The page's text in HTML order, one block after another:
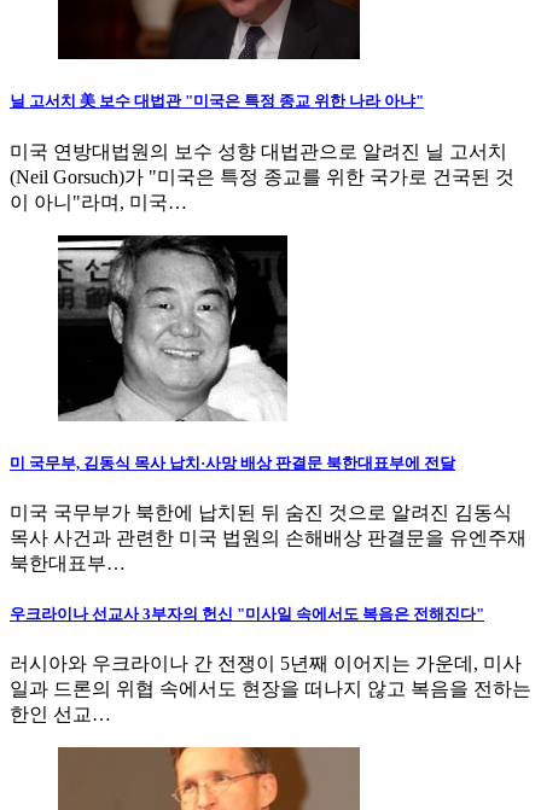
닐 고서치 美 보수 대법관 "미국은 특정 종교 위한 나라 아냐"
미국 연방대법원의 보수 성향 대법관으로 알려진 닐 고서치
(Neil Gorsuch)가 "미국은 특정 종교를 위한 국가로 건국된 것
이 아니"라며, 미국…
미 국무부, 김동식 목사 납치·사망 배상 판결문 북한대표부에 전달
미국 국무부가 북한에 납치된 뒤 숨진 것으로 알려진 김동식
목사 사건과 관련한 미국 법원의 손해배상 판결문을 유엔주재
북한대표부…
우크라이나 선교사 3부자의 헌신 "미사일 속에서도 복음은 전해진다"
러시아와 우크라이나 간 전쟁이 5년째 이어지는 가운데, 미사
일과 드론의 위협 속에서도 현장을 떠나지 않고 복음을 전하는
한인 선교…